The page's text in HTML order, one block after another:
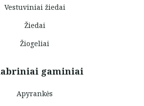
Vestuviniai žiedai
Žiedai
Žiogeliai
gaminiai
Apyrankės